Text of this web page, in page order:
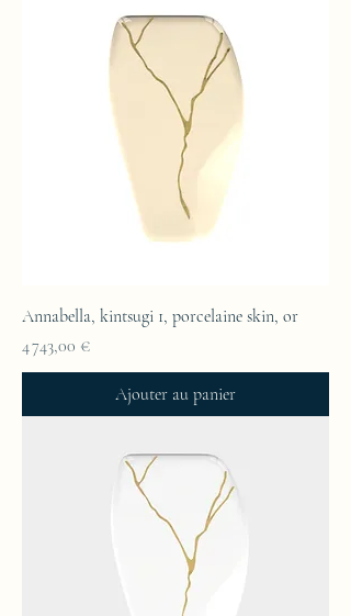
Annabella, kintsugi 1, porcelaine skin, or
Prix
4 743,00 €
Ajouter au panier